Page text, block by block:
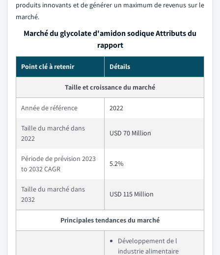
produits innovants et de générer un maximum de revenus sur le
marché.
Marché du glycolate d'amidon sodique Attributs du
rapport
Point clé à retenir Détails
Taille et croissance du marché
Année de référence 2022
Taille du marché dans
2022
USD 70 Million
Période de prévision 2023
to 2032 CAGR
5.2%
Taille du marché dans
2032
USD 115 Million
Principales tendances du marché
Développement de l
industrie alimentaire